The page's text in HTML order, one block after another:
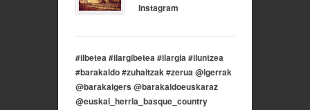
Instagram
#ilbetea #ilargibetea #ilargia #iluntzea
#barakaldo #zuhaitzak #zerua @igerrak
@barakaigers @barakaldoeuskaraz
@euskal_herria_basque_country